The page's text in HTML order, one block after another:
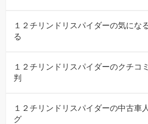
１２チリンドリスパイダーの気にな
る
１２チリンドリスパイダーのクチコ
判
１２チリンドリスパイダーの中古車
グ